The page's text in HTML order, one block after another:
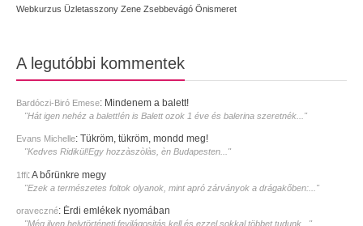
Webkurzus Üzletasszony Zene Zsebbevágó Önismeret
A legutóbbi kommentek
Bardóczi-Biró Emese: Mindenem a balett!
"Hát igen nehéz a balett!én is Balett ozok 1 éve és balerina szeretnék..."
Evans Michelle: Tükröm, tükröm, mondd meg!
"Kedves Ridikül!Egy hozzàszòlàs, èn Budapesten..."
1ffi:A bőrünkre megy
"Ezek a természetes foltok olyanok, mint apró zárványok a drágakőben:..."
oraveczné: Érdi emlékek nyomában
"Még ilyen helytörténeti fevilágositás kell és ezzel sokkal többet tudunk..."